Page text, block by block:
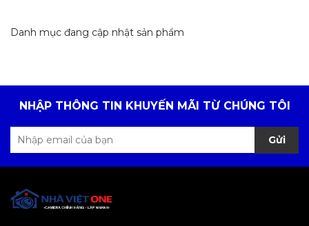
Danh mục đang cập nhật sản phẩm
NHẬP THÔNG TIN KHUYẾN MÃI TỪ CHÚNG TÔI
Gửi